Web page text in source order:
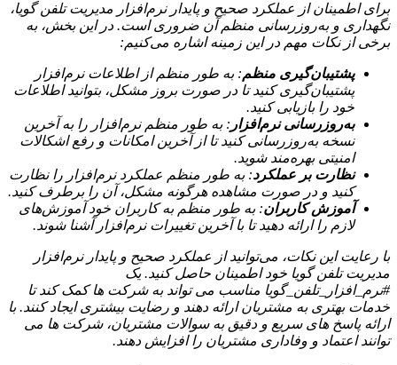
برای اطمینان از عملکرد صحیح و پایدار نرم‌افزار مدیریت تلفن گویا،
نگهداری و به‌روزرسانی منظم آن ضروری است. در این بخش، به
برخی از نکات مهم در این زمینه اشاره می‌کنیم:
پشتیبان‌گیری منظم: به طور منظم از اطلاعات نرم‌افزار
پشتیبان‌گیری کنید تا در صورت بروز مشکل، بتوانید اطلاعات
خود را بازیابی کنید.
به‌روزرسانی نرم‌افزار : به طور منظم نرم‌افزار را به آخرین
نسخه به‌روزرسانی کنید تا از آخرین امکانات و رفع اشکالات
امنیتی بهره‌مند شوید.
نظارت بر عملکرد: به طور منظم عملکرد نرم‌افزار را نظارت
کنید و در صورت مشاهده هرگونه مشکل، آن را برطرف کنید.
آموزش کاربران: به طور منظم به کاربران خود آموزش‌های
لازم را ارائه دهید تا با آخرین تغییرات نرم‌افزار آشنا شوند.
با رعایت این نکات، می‌توانید از عملکرد صحیح و پایدار نرم‌افزار
مدیریت تلفن گویا خود اطمینان حاصل کنید. یک
#نرم_افزار_تلفن_گویا مناسب می تواند به شرکت ها کمک کند تا
خدمات بهتری به مشتریان ارائه دهند و رضایت بیشتری ایجاد کنند. با
ارائه پاسخ های سریع و دقیق به سوالات مشتریان، شرکت ها می
توانند اعتماد و وفاداری مشتریان را افزایش دهند.